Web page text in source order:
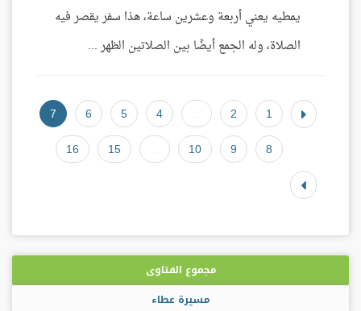
يمطيه يعني أربعة وعشرين ساعة، هذا سفر يقصر فيه
الصلاة، وله الجمع أيضًا بين الصلاتين الظهر ...
1
2
4
5
6
7
8
9
10
15
16
مجموع الفتاوى
مسيرة عطاء